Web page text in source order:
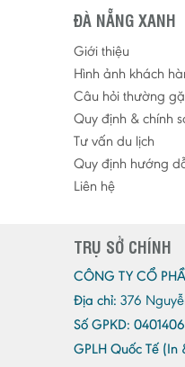
ĐÀ NẴNG XANH
Giới thiệu
Hình ảnh khách
Câu hỏi thường
Quy định & chính
Tư vấn du lịch
Quy định hướng
Liên hệ
TRỤ SỞ CHÍNH
CÔNG TY CỔ
Địa chỉ: 376
Số GPKD:
GPLH Quốc Tế